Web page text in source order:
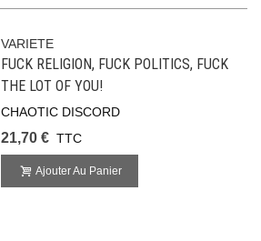
VARIETE
FUCK RELIGION, FUCK POLITICS, FUCK
THE LOT OF YOU!
CHAOTIC DISCORD
21,70 € TTC
Ajouter Au Panier